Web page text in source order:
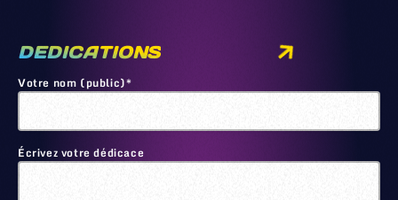
DEDICATIONS
Votre nom (public)*
Écrivez votre dédicace